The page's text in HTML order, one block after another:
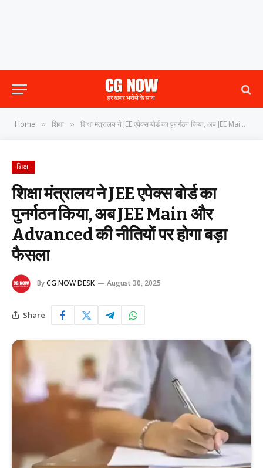
Home » शिक्षा » शिक्षा मंत्रालय ने JEE एपेक्स बोर्ड का पुनर्गठन किया, अब JEE Main और Advanced की नीतियों पर होगा बड़ा फैसला
शिक्षा
शिक्षा मंत्रालय ने JEE एपेक्स बोर्ड का
पुनर्गठन किया, अब JEE Main और
Advanced की नीतियों पर होगा बड़ा
फैसला
ByCG NOW DESK August 30, 2025
Share